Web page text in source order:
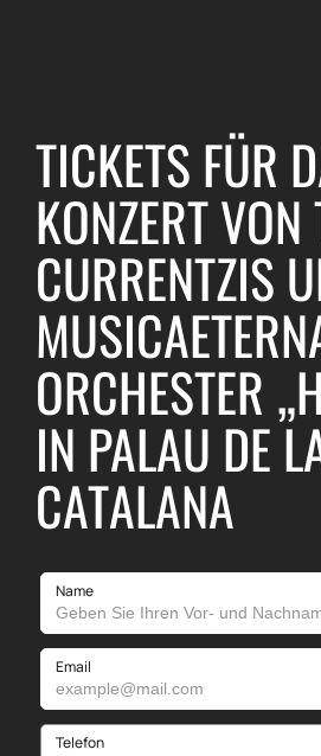
TICKETS FÜR
KONZERT VON
CURRENTZIS
ORCHESTER
IN PALAU DE
CATALANA
Name
Email
Telefon